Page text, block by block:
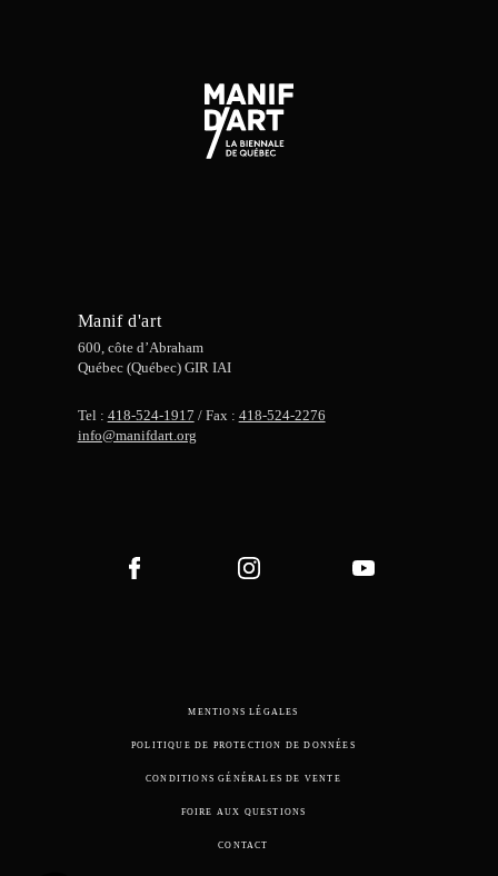
Manif d'art
600, côte d’Abraham
Québec (Québec) GIR IAI
Tel : 418-524-1917 / Fax : 418-524-2276
info@manifdart.org
MENTIONS LÉGALES
POLITIQUE DE PROTECTION DE DONNÉES
CONDITIONS GÉNÉRALES DE VENTE
FOIRE AUX QUESTIONS
CONTACT